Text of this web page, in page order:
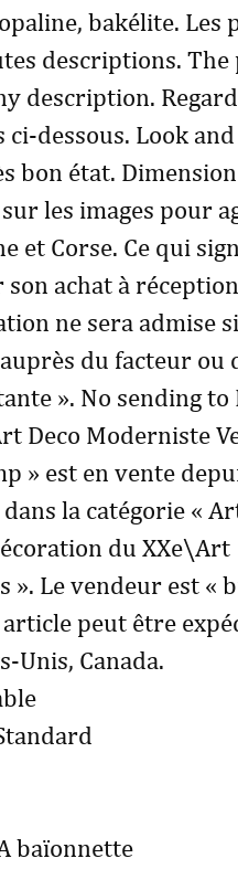
bakélite. Les
descriptions. The
description.
ci-dessous. Look
bon état.
les images pour
et Corse. Ce qui
achat à
ne sera admise
du facteur ou
». No sending to
Deco Moderniste
» est en vente
la catégorie «
du XXe\Art
». Le vendeur est «
peut être
Unis, Canada.
baïonnette